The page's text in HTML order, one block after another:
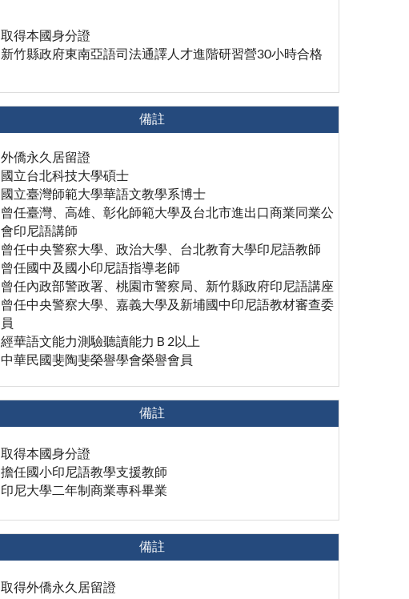
取得本國身分證
新竹縣政府東南亞語司法通譯人才進階研習營30小時合格
備註
外僑永久居留證
國立台北科技大學碩士
國立臺灣師範大學華語文教學系博士
曾任臺灣、高雄、彰化師範大學及台北市進出口商業同業公
會印尼語講師
曾任中央警察大學、政治大學、台北教育大學印尼語教師
曾任國中及國小印尼語指導老師
曾任內政部警政署、桃園市警察局、新竹縣政府印尼語講座
曾任中央警察大學、嘉義大學及新埔國中印尼語教材審查委
員
經華語文能力測驗聽讀能力Ｂ2以上
中華民國斐陶斐榮譽學會榮譽會員
備註
取得本國身分證
擔任國小印尼語教學支援教師
印尼大學二年制商業專科畢業
備註
取得外僑永久居留證